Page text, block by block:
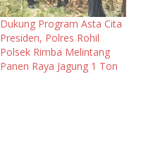
Dukung Program Asta Cita
Presiden, Polres Rohil
Polsek Rimba Melintang
Panen Raya Jagung 1 Ton